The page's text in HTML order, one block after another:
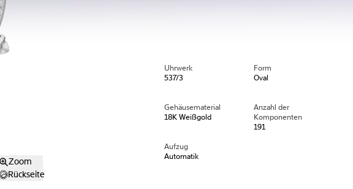
Zoom
Rückseite
Uhrwerk
537/3
Form
Oval
Gehäusematerial
18K Weißgold
Anzahl der
Komponenten
191
Aufzug
Automatik